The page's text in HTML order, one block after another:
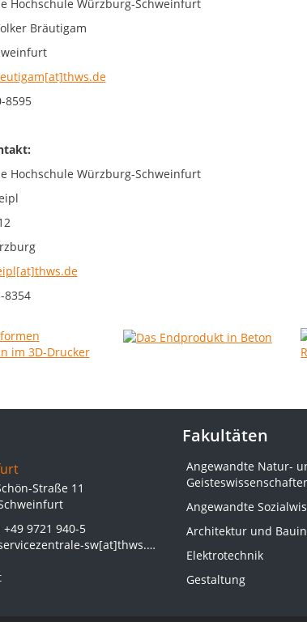
Hochschule Würzburg-Schweinfurt
Bräutigam
8595
Hochschule Würzburg-Schweinfurt
8354
Straße 11
+49 9721 940-5
sw[at]thws.de
Fakultäten
Angewandte Natur-
Angewandte
Architektur und
Elektrotechnik
Gestaltung